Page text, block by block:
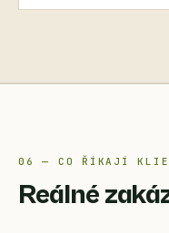
06 — CO ŘÍKAJÍ
Reálné